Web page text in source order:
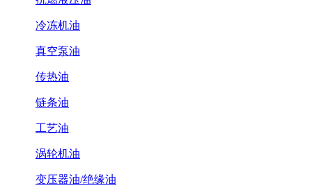
冷冻机油
真空泵油
传热油
链条油
工艺油
涡轮机油
变压器油/绝缘油